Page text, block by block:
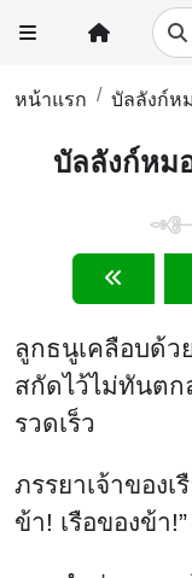
หน้าแรก บัลลังก์ห
บัลลังก์หม
ลูกธนูเคลือบด้ว
สกัดไว้ไม่ทันตก
รวดเร็ว
ภรรยาเจ้าของเ
ข้า! เรือของข้า!”